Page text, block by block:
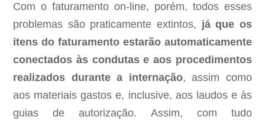
Com o faturamento on-line, porém, todos esses
problemas são praticamente extintos, já que os
itens do faturamento estarão automaticamente
conectados às condutas e aos procedimentos
realizados durante a internação, assim como
aos materiais gastos e, inclusive, aos laudos e às
guias de autorização. Assim, com tudo